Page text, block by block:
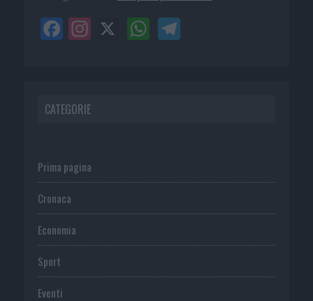
CATEGORIE
Prima pagina
Cronaca
Economia
Sport
Eventi